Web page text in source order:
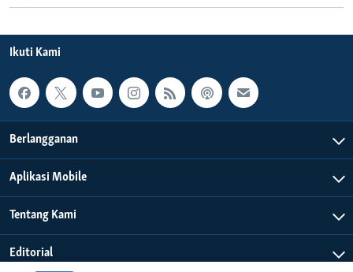
Ikuti Kami
Berlangganan
Aplikasi Mobile
Tentang Kami
Editorial